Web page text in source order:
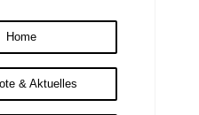
Home
& Aktuelles